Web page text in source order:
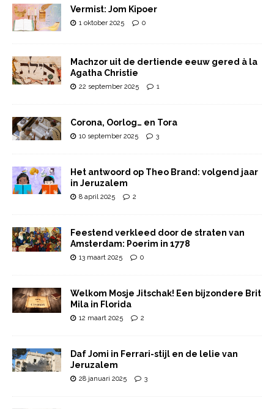
Vermist: Jom Kipoer
1 oktober 2025 0
Machzor uit de dertiende eeuw gered à la
Agatha Christie
22 september 2025 1
Corona, Oorlog… en Tora
10 september 2025 3
Het antwoord op Theo Brand: volgend jaar
in Jeruzalem
8 april 2025 2
Feestend verkleed door de straten van
Amsterdam: Poerim in 1778
13 maart 2025 0
Welkom Mosje Jitschak! Een bijzondere Brit
Mila in Florida
12 maart 2025 2
Daf Jomi in Ferrari-stijl en de lelie van
Jeruzalem
28 januari 2025 3